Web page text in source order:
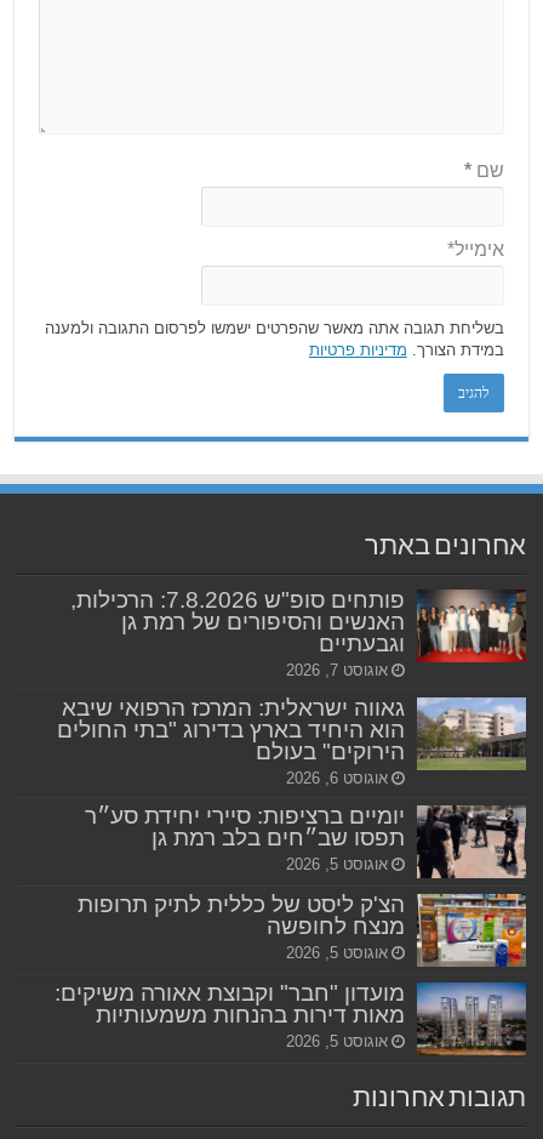
שם*
אימייל*
בשליחת תגובה אתה מאשר שהפרטים ישמשו לפרסום התגובה ולמענה
במידת הצורך. מדיניות פרטיות
אחרונים באתר
פותחים סופ"ש 7.8.2026: הרכילות,
האנשים והסיפורים של רמת גן
וגבעתיים
אוגוסט 7, 2026
גאווה ישראלית: המרכז הרפואי שיבא
הוא היחיד בארץ בדירוג "בתי החולים
הירוקים" בעולם
אוגוסט 6, 2026
יומיים ברציפות: סיירי יחידת סע״ר
תפסו שב״חים בלב רמת גן
אוגוסט 5, 2026
הצ'ק ליסט של כללית לתיק תרופות
מנצח לחופשה
אוגוסט 5, 2026
מועדון "חבר" וקבוצת אאורה משיקים:
מאות דירות בהנחות משמעותיות
אוגוסט 5, 2026
תגובות אחרונות